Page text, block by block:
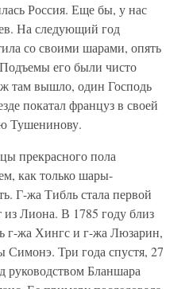
Россия. Еще бы, у нас
На следующий год
со своими шарами, опять
его были чисто
там вышло, один Господь
покатал француз в своей
Тушенинову.
прекрасного пола
как только шары-
Г-жа Тибль стала первой
Лиона. В 1785 году близ
г-жа Хингс и г-жа Люзарин,
Симонэ. Три года спустя, 27
Бланшара